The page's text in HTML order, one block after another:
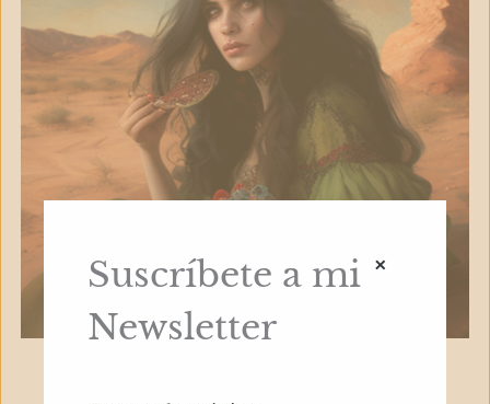
Suscríbete a mi
Newsletter
×